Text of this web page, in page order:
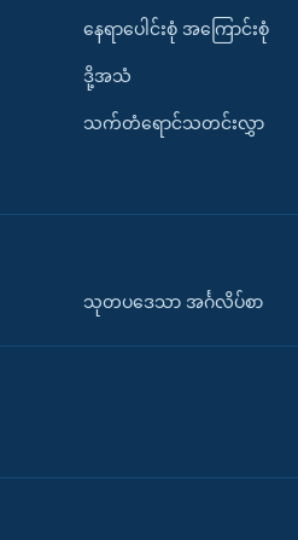
နေရာပေါင်းစုံ အကြောင်းစုံ
ဒို့အသံ
သက်တံရောင်သတင်းလွှာ
သုတပဒေသာ အင်္ဂလိပ်စာ